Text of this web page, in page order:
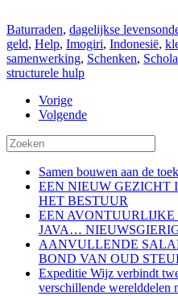
Baturraden, dagelijkse
geld, Help, Imogiri, Indonesië,
samenwerking, Schenken,
structurele hulp
Vorige
Volgende
Samen bouwen aan de
EEN NIEUW GEZICHT
HET BESTUUR
EEN
JAVA…
AANVULLENDE
BOND VAN OUD
Expeditie Wijz verbindt
verschillende werelddelen